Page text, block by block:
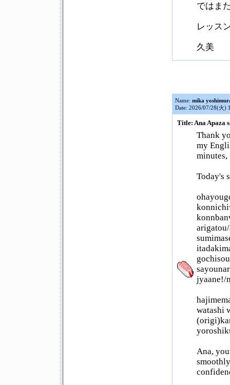
ではま
レッス
久美
Name: mika
Date: 2026/07/28(火)
Title: Ana Apaza
Thank
my
Today's
jyaane!/
watashi
Ana,